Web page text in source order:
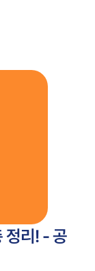
정리! - 공